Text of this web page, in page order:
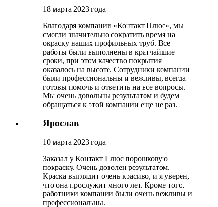
18 марта 2023 года
Благодаря компании «Контакт Плюс», мы
смогли значительно сократить время на
окраску наших профильных труб. Все
работы были выполнены в кратчайшие
сроки, при этом качество покрытия
оказалось на высоте. Сотрудники компании
были профессиональны и вежливы, всегда
готовы помочь и ответить на все вопросы.
Мы очень довольны результатом и будем
обращаться к этой компании еще не раз.
Ярослав
10 марта 2023 года
Заказал у Контакт Плюс порошковую
покраску. Очень доволен результатом.
Краска выглядит очень красиво, и я уверен,
что она прослужит много лет. Кроме того,
работники компании были очень вежливы и
профессиональны.